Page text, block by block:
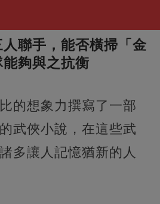
聯手，能否橫掃「金
夠與之抗衡
的想象力撰寫了一部
武俠小說，在這些武
多讓人記憶猶新的人